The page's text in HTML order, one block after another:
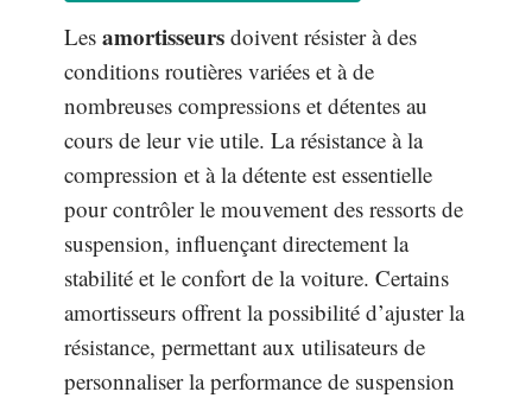
Les amortisseurs doivent résister à des
conditions routières variées et à de
nombreuses compressions et détentes au
cours de leur vie utile. La résistance à la
compression et à la détente est essentielle
pour contrôler le mouvement des ressorts de
suspension, influençant directement la
stabilité et le confort de la voiture. Certains
amortisseurs offrent la possibilité d’ajuster la
résistance, permettant aux utilisateurs de
personnaliser la performance de suspension